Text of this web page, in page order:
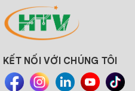
KẾT NỐI VỚI CHÚNG TÔI